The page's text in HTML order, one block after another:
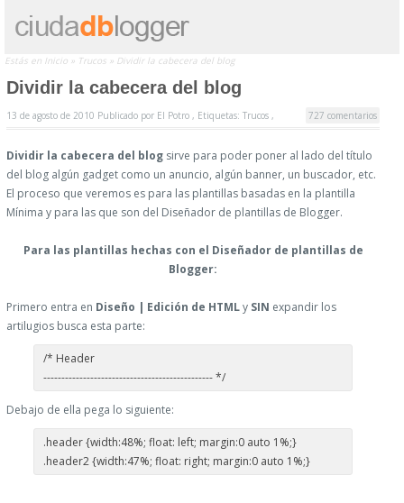
Estás en Inicio » Trucos » Dividir la cabecera del blog
Dividir la cabecera del blog
13 de agosto de 2010 Publicado por El Potro , Etiquetas: Trucos 727 comentarios
,
Dividir la cabecera del blog sirve para poder poner al lado del título
del blog algún gadget como un anuncio, algún banner, un buscador, etc.
El proceso que veremos es para las plantillas basadas en la plantilla
Mínima y para las que son del Diseñador de plantillas de Blogger.
Para las plantillas hechas con el Diseñador de plantillas de
Blogger:
Primero entra en Diseño | Edición de HTMLy SIN expandir los
artilugios busca esta parte:
/* Header
----------------------------------------------- */
Debajo de ella pega lo siguiente:
.header {width:48%; float: left; margin:0 auto 1%;}
.header2 {width:47%; float: right; margin:0 auto 1%;}